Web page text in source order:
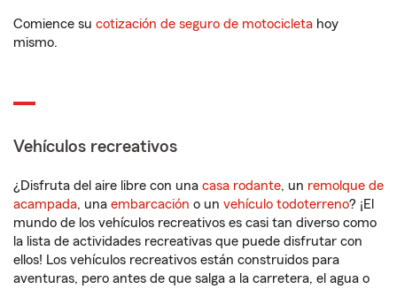
Comience su cotización de seguro de motocicleta hoy
mismo.
Vehículos recreativos
¿Disfruta del aire libre con una casa rodante, un remolque de
acampada, una embarcación o un vehículo todoterreno? ¡El
mundo de los vehículos recreativos es casi tan diverso como
la lista de actividades recreativas que puede disfrutar con
ellos! Los vehículos recreativos están construidos para
aventuras, pero antes de que salga a la carretera, el agua o